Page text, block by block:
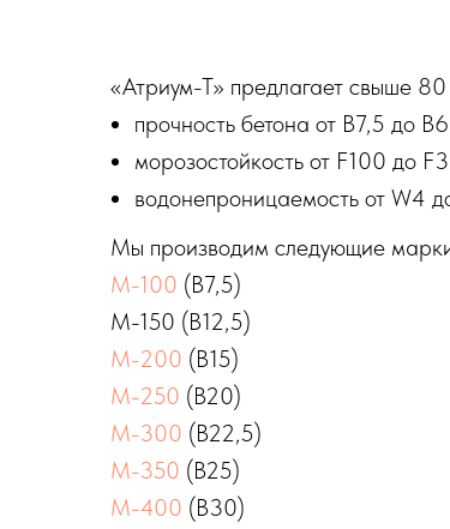
«Атриум-Т» предлагает свыше
прочность бетона от B7,5 до
морозостойкость от F100 до
водонепроницаемость от W4
Мы производим следующие
М-100 (B7,5)
М-150 (B12,5)
М-200 (B15)
М-250 (B20)
М-300 (B22,5)
М-350 (B25)
М-400 (B30)